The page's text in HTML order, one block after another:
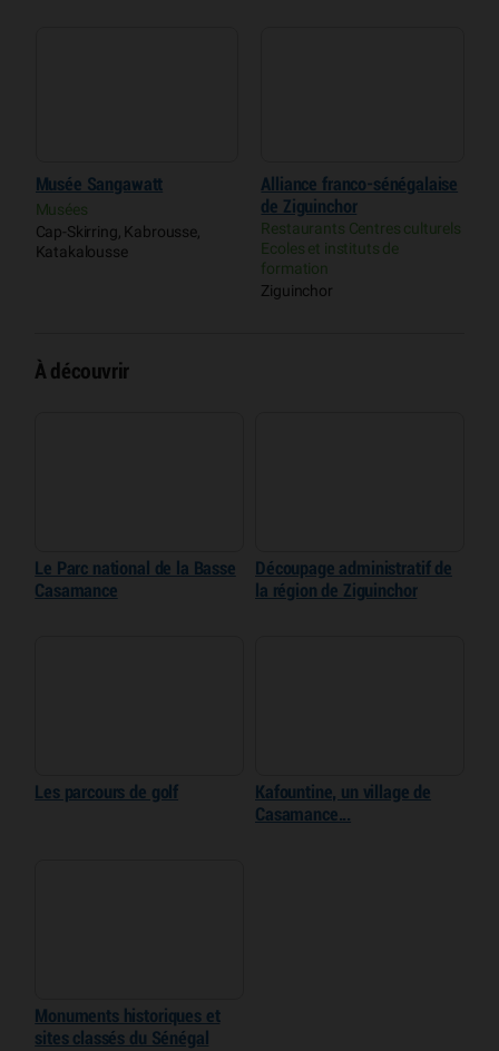
Musée Sangawatt
Musées
Cap-Skirring, Kabrousse,
Katakalousse
Alliance franco-sénégalaise
de Ziguinchor
Restaurants Centres culturels
Ecoles et instituts de
formation
Ziguinchor
À découvrir
Le Parc national de la Basse
Casamance
Découpage administratif de
la région de Ziguinchor
Les parcours de golf
Kafountine, un village de
Casamance...
Monuments historiques et
sites classés du Sénégal